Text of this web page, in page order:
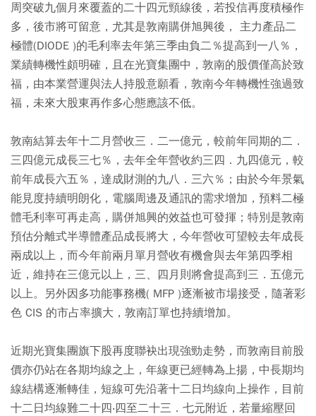
周突破九個月來覆蓋的二十四元頸線後，若投信再度積極作
多，後市將可留意，尤其是敦南購併旭興後， 主力產品二
極體(DIODE )的毛利率去年第三季由負二％提高到一八％，
業績轉機性頗明確，且在光寶集團中，敦南的股價僅高於致
福，由本業營運與法人持股意願看，敦南今年轉機性強過致
福，未來大股東再作多心態應該不低。
敦南結算去年十二月營收三．二一億元，較前年同期的二．
三四億元成長三七％，去年全年營收約三四．九四億元，較
前年成長六五％，達成財測的九八．三六％；由於今年景氣
能見度持續明朗化，電腦周邊及通訊的需求增加，預料二極
體毛利率可再走高，購併旭興的效益也可發揮；特別是敦南
預估分離式半導體產品成長將大，今年營收可望較去年成長
兩成以上，而今年前兩月單月營收有機會與去年第四季相
近，維持在三億元以上，三、四月則將會提高到三．五億元
以上。另外因多功能事務機( MFP )逐漸被市場接受，隨著彩
色 CIS 的市占率擴大，敦南訂單也持續增加。
近期光寶集團旗下股再度聯袂出現強勁走勢，而敦南目前股
價亦仍站在各期均線之上，年線更已經轉為上揚，中長期均
線結構逐漸轉佳，短線可先沿著十二日均線向上操作，目前
十二日均線難二十四‧四至二十三．七元附近，若量縮壓回